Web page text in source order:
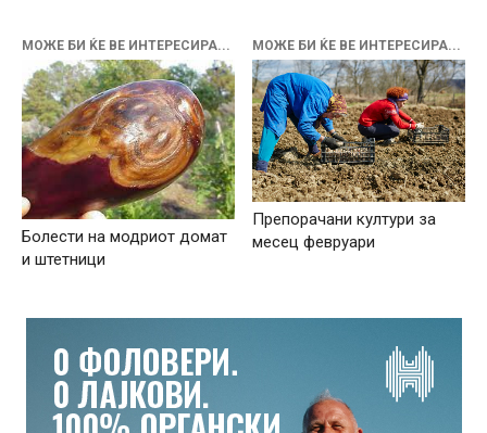
МОЖЕ БИ ЌЕ ВЕ ИНТЕРЕСИРА...
Болести на модриот домат
и штетници
МОЖЕ БИ ЌЕ ВЕ ИНТЕРЕСИРА...
Препорачани култури за
месец февруари